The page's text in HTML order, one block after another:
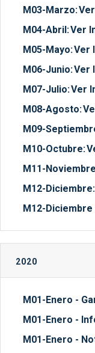
M03-Marzo:
M04-Abril:Ver
M05-Mayo:Ver
M06-Junio:Ver
M07-Julio:Ver
M08-Agosto:
M09-
M10-Octubre:
M11-
M12-Diciembre:
M12-
2020
M01-Enero -
M01-Enero -
M01-Enero -